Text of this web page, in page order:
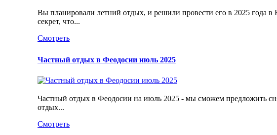
Вы планировали летний отдых, и решили провести его в 2025 года
секрет, что...
Смотреть
Частный отдых в Феодосии июль 2025
Частный отдых в Феодосии на июль 2025 - мы сможем предложить
отдых...
Смотреть